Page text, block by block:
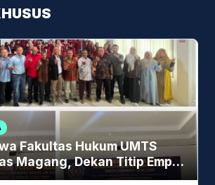
Fakultas Hukum UMTS
Magang, Dekan Titip Empat